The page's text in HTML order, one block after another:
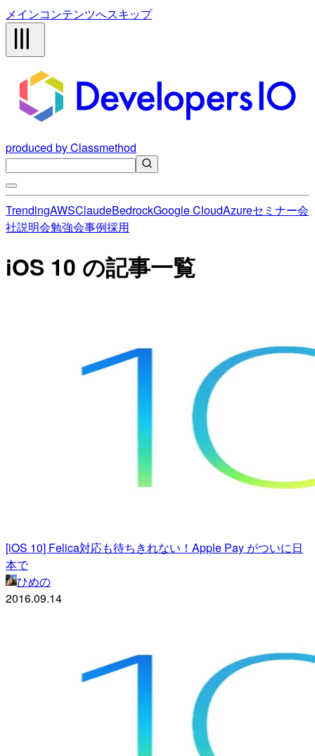
メインコンテンツへスキップ
produced by Classmethod
TrendingAWSClaudeBedrockGoogle CloudAzureセミナー会
社説明会勉強会事例採用
iOS 10 の記事一覧
[iOS 10] Felica対応も待ちきれない！Apple Pay がついに日
本で
ひめの
2016.09.14